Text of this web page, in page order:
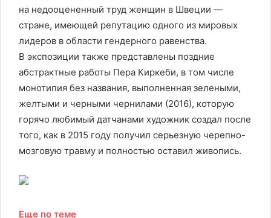
на недооцененный труд женщин в Швеции —
стране, имеющей репутацию одного из мировых
лидеров в области гендерного равенства.
В экспозиции также представлены поздние
абстрактные работы Пера Киркеби, в том числе
монотипия без названия, выполненная зелеными,
желтыми и черными чернилами (2016), которую
горячо любимый датчанами художник создал после
того, как в 2015 году получил серьезную черепно-
мозговую травму и полностью оставил живопись.
Еще по теме